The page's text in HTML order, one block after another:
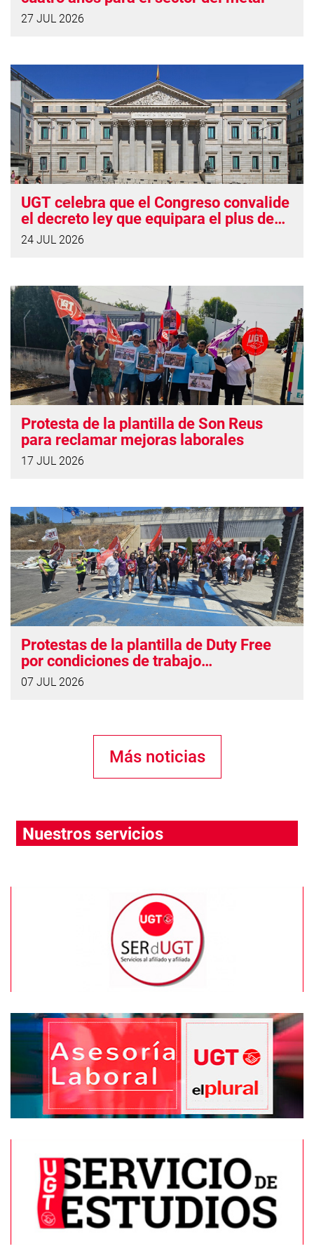
27 JUL 2026
UGT celebra que el Congreso convalide
el decreto ley que equipara el plus de
insularidad con Canarias
24 JUL 2026
Protesta de la plantilla de Son Reus
para reclamar mejoras laborales
17 JUL 2026
Protestas de la plantilla de Duty Free
por condiciones de trabajo
“vergonzosas”
07 JUL 2026
Más noticias
Nuestros servicios